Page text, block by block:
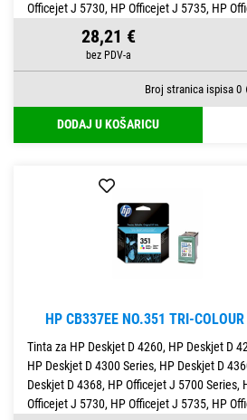
Officejet J 5730, HP Officejet J 5735, HP
28,21 €
Broj stranica ispisa 0
DODAJ U KOŠARICU
HP CB337EE NO.351 TRI-
Tinta za HP Deskjet D 4260, HP Deskjet D
HP Deskjet D 4300 Series, HP Deskjet D
Deskjet D 4368, HP Officejet J 5700 Series,
Officejet J 5730, HP Officejet J 5735, HP